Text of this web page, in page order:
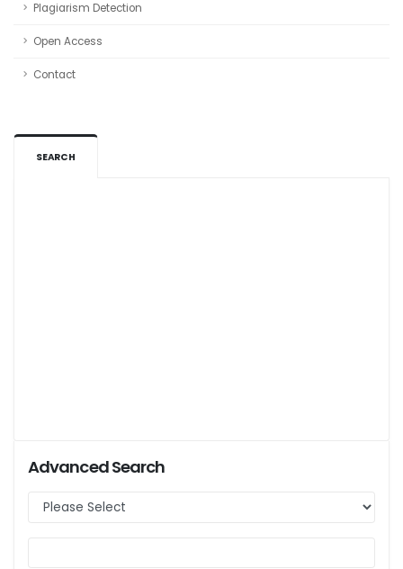
Plagiarism Detection
Open Access
Contact
SEARCH
Advanced Search